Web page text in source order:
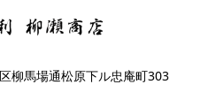
柳馬場通松原下ル忠庵町303